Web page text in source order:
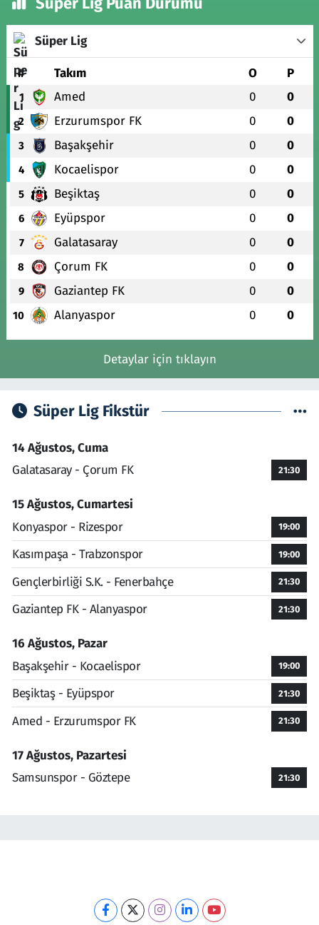
Süper Lig
# Takım O P
1 Amed 0 0
2 Erzurumspor FK 0 0
3 Başakşehir 0 0
4 Kocaelispor 0 0
5 Beşiktaş 0 0
6 Eyüpspor 0 0
7 Galatasaray 0 0
8 Çorum FK 0 0
9 Gaziantep FK 0 0
10 Alanyaspor 0 0
Detaylar için tıklayın
Süper Lig Fikstür
14 Ağustos, Cuma
Galatasaray - Çorum FK
21:30
15 Ağustos, Cumartesi
Konyaspor - Rizespor
19:00
Kasımpaşa - Trabzonspor 19:00
Gençlerbirliği S.K. - Fenerbahçe 21:30
Gaziantep FK - Alanyaspor 21:30
16 Ağustos, Pazar
Başakşehir - Kocaelispor
19:00
Beşiktaş - Eyüpspor 21:30
Amed - Erzurumspor FK 21:30
17 Ağustos, Pazartesi
Samsunspor - Göztepe
21:30